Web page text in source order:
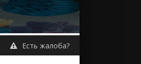
Есть жалоба?